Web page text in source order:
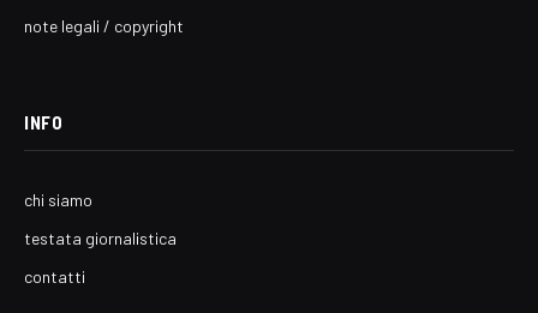
note legali / copyright
INFO
chi siamo
testata giornalistica
contatti